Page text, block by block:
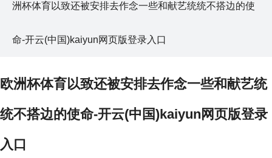
洲杯体育以致还被安排去作念一些和献艺统统不搭边的使
命-开云(中国)kaiyun网页版登录入口
欧洲杯体育以致还被安排去作念一些和献艺统
统不搭边的使命-开云(中国)kaiyun网页版登录
入口